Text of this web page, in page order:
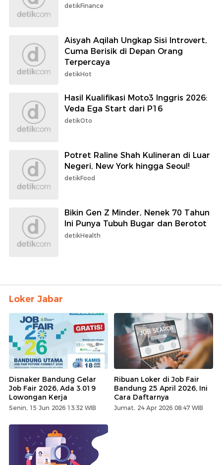
detikFinance
Aisyah Aqilah Ungkap Sisi Introvert,
Cuma Berisik di Depan Orang
Terpercaya
detikHot
Hasil Kualifikasi Moto3 Inggris 2026:
Veda Ega Start dari P16
detikOto
Potret Raline Shah Kulineran di Luar
Negeri, New York hingga Seoul!
detikFood
Bikin Gen Z Minder, Nenek 70 Tahun
Ini Punya Tubuh Bugar dan Berotot
detikHealth
Loker Jabar
Disnaker Bandung Gelar
Job Fair 2026, Ada 3.019
Lowongan Kerja
Senin, 15 Jun 2026 13:32 WIB
Ribuan Loker di Job Fair
Bandung 25 April 2026, Ini
Cara Daftarnya
Jumat, 24 Apr 2026 08:47 WIB